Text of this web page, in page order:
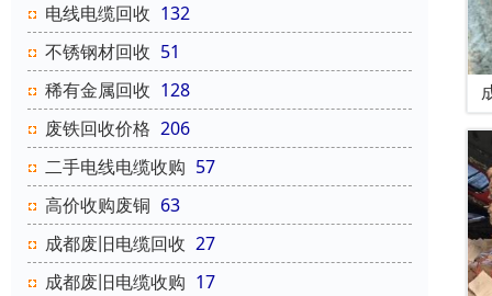
电线电缆回收 132
不锈钢材回收 51
稀有金属回收 128
废铁回收价格 206
二手电线电缆收购 57
高价收购废铜 63
成都废旧电缆回收 27
成都废旧电缆收购 17